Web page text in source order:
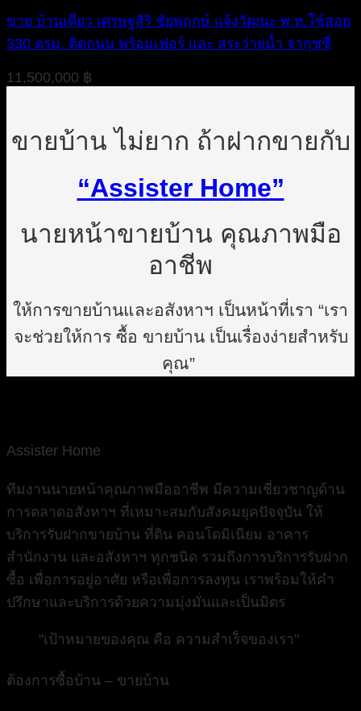
ขาย บ้านเดี่ยว เศรษฐสิริ ชัยพฤกษ์ แจ้งวัฒนะ พ.ท.ใช้สอย
330 ตรม. ติดถนน พร้อมเฟอร์ และ สระว่ายน้ำ จากุชชี่
11,500,000 ฿
ขายบ้าน ไม่ยาก ถ้าฝากขายกับ
“Assister Home”
นายหน้าขายบ้าน คุณภาพมือ
อาชีพ
ให้การขายบ้านและอสังหาฯ เป็นหน้าที่เรา “เรา
จะช่วยให้การ ซื้อ ขายบ้าน เป็นเรื่องง่ายสำหรับ
คุณ”
Assister Home
ทีมงานนายหน้าคุณภาพมืออาชีพ มีความเชี่ยวชาญด้าน
การตลาดอสังหาฯ ที่เหมาะสมกับสังคมยุคปัจจุบัน ให้
บริการรับฝากขายบ้าน ที่ดิน คอนโดมิเนียม อาคาร
สำนักงาน และอสังหาฯ ทุกชนิด รวมถึงการบริการรับฝาก
ซื้อ เพื่อการอยู่อาศัย หรือเพื่อการลงทุน เราพร้อมให้คำ
ปรึกษาและบริการด้วยความมุ่งมั่นและเป็นมิตร
"เป้าหมายของคุณ คือ ความสำเร็จของเรา"
ต้องการซื้อบ้าน – ขายบ้าน